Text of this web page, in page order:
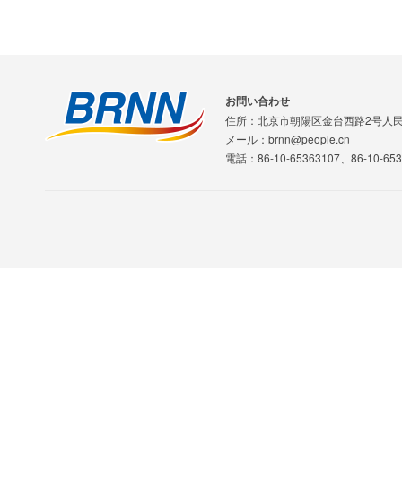
お問い合わせ
住所：北京市朝陽区金台西路2号人
メール：brnn@people.cn
電話：86-10-65363107、86-10-